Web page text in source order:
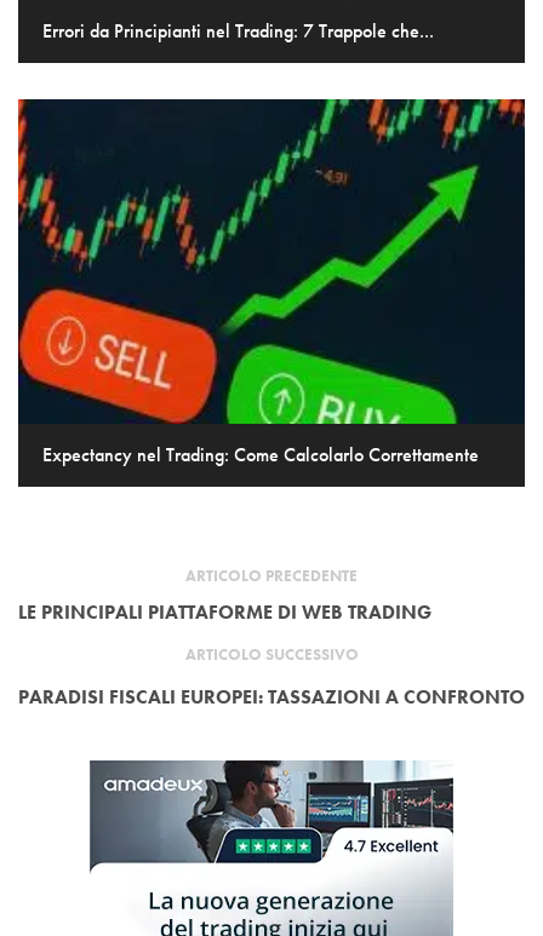
Errori da Principianti nel Trading: 7 Trappole che...
Expectancy nel Trading: Come Calcolarlo Correttamente
ARTICOLO PRECEDENTE
LE PRINCIPALI PIATTAFORME DI WEB TRADING
ARTICOLO SUCCESSIVO
PARADISI FISCALI EUROPEI: TASSAZIONI A CONFRONTO